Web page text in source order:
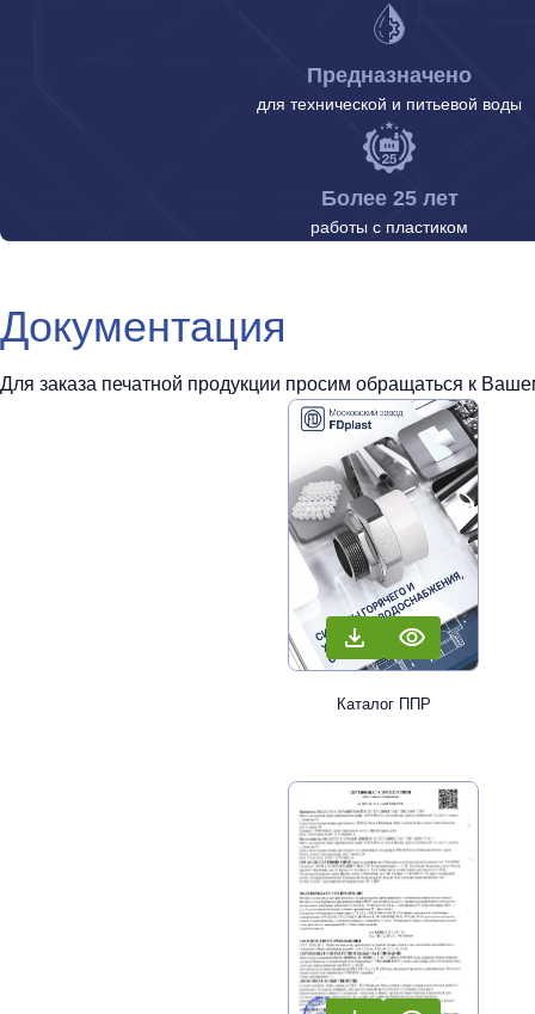
Предназначено
для технической и питьевой воды
Более 25 лет
работы с пластиком
Документация
Для заказа печатной продукции просим обращаться к
Каталог ППР